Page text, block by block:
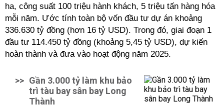
ha, công suất 100 triệu hành khách, 5 triệu tấn hàng hóa
mỗi năm. Ước tính toàn bộ vốn đầu tư dự án khoảng
336.630 tỷ đồng (hơn 16 tỷ USD). Trong đó, giai đoạn 1
đầu tư 114.450 tỷ đồng (khoảng 5,45 tỷ USD), dự kiến
hoàn thành và đưa vào hoạt động năm 2025.
>> Gần 3.000 tỷ làm khu bảo
trì tàu bay sân bay Long
Thành